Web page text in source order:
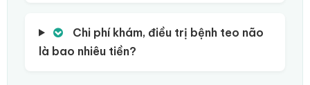
Chi phí khám, điều trị bệnh teo não
là bao nhiêu tiền?